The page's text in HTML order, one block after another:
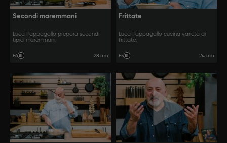
Secondi maremmani
Luca Pappagallo prepara secondi
tipici maremmani.
E6 28 min
Frittate
Luca Pappagallo cucina varietà di
frittate.
E5 24 min